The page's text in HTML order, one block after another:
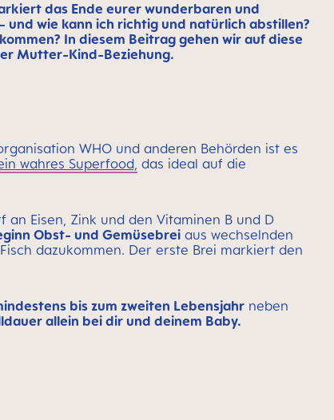
das Ende eurer wunderbaren und
und wie kann ich richtig und natürlich abstillen?
In diesem Beitrag gehen wir auf diese
Mutter-Kind-Beziehung.
WHO und anderen Behörden ist es
wahres Superfood, das ideal auf die
Eisen, Zink und den Vitaminen B und D
Obst- und Gemüsebrei aus wechselnden
dazukommen. Der erste Brei markiert den
bis zum zweiten Lebensjahr neben
allein bei dir und deinem Baby.